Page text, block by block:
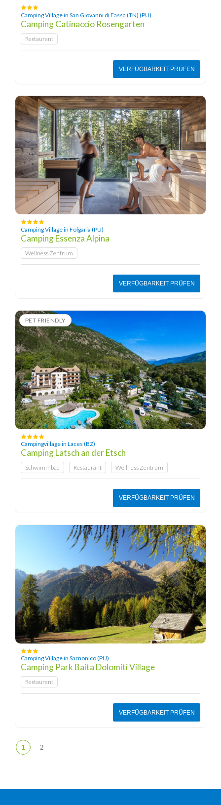
Camping Village in San Giovanni di Fassa (TN) (PU)
Camping Catinaccio Rosengarten
Restaurant
VERFÜGBARKEIT PRÜFEN
Camping Village in Folgaria (PU)
Camping Essenza Alpina
Wellness Zentrum
VERFÜGBARKEIT PRÜFEN
PET FRIENDLY
Campingvillage in Laces (BZ)
Camping Latsch an der Etsch
Schwimmbad Restaurant Wellness Zentrum
VERFÜGBARKEIT PRÜFEN
Camping Village in Sarnonico (PU)
Camping Park Baita Dolomiti Village
Restaurant
VERFÜGBARKEIT PRÜFEN